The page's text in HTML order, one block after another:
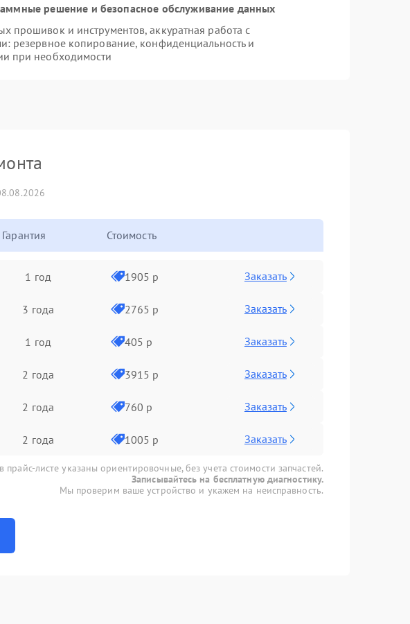
решение и безопасное обслуживание данных
прошивок и инструментов, аккуратная работа с
резервное копирование, конфиденциальность и
при необходимости
Гарантия Стоимость
1 год 1905 р Заказать
3 года 2765 р Заказать
1 год 405 р Заказать
2 года 3915 р Заказать
2 года 760 р Заказать
2 года 1005 р Заказать
прайс-листе указаны ориентировочные, без учета стоимости запчастей.
Записывайтесь на бесплатную диагностику.
Мы проверим ваше устройство и укажем на неисправность.